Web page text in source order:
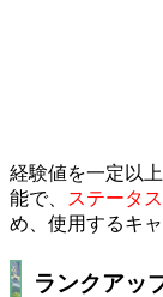
経験値を一定以
能で、
ステータ
め、使用するキ
ランクアッ